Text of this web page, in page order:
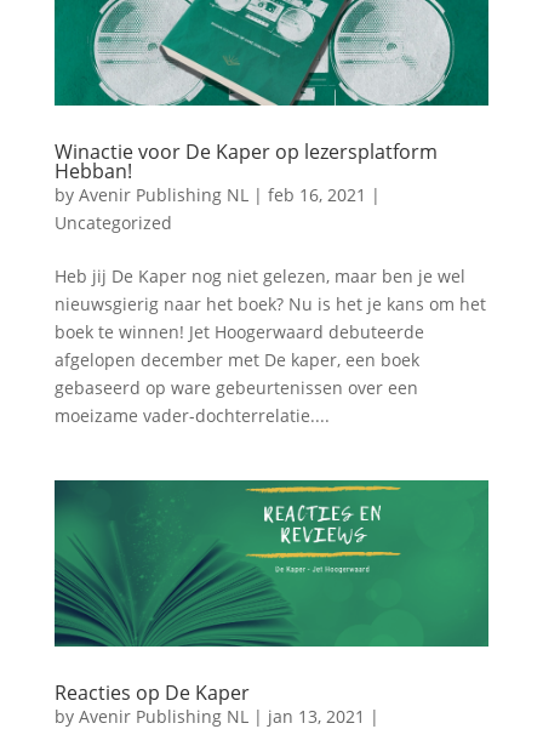
Winactie voor De Kaper op lezersplatform
Hebban!
by Avenir Publishing NL| feb 16, 2021 |
Uncategorized
Heb jij De Kaper nog niet gelezen, maar ben je wel
nieuwsgierig naar het boek? Nu is het je kans om het
boek te winnen! Jet Hoogerwaard debuteerde
afgelopen december met De kaper, een boek
gebaseerd op ware gebeurtenissen over een
moeizame vader-dochterrelatie....
Reacties op De Kaper
by Avenir Publishing NL | jan 13, 2021 |